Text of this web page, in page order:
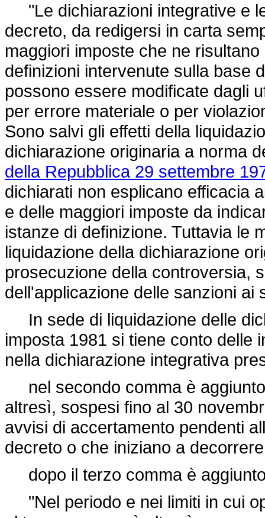
"Le dichiarazioni integrative e
decreto, da redigersi in carta
maggiori imposte che ne
definizioni intervenute sulla base
possono essere modificate dagli
per errore materiale o per
Sono salvi gli effetti della
dichiarazione originaria a norma
della Repubblica 29 settembre
dichiarati non esplicano efficacia
e delle maggiori imposte da
istanze di definizione. Tuttavia le
liquidazione della dichiarazione
prosecuzione della controversia,
dell'applicazione delle sanzioni ai
In sede di liquidazione delle
imposta 1981 si tiene conto delle
nella dichiarazione integrativa
nel secondo comma è
altresì, sospesi fino al 30
avvisi di accertamento pendenti
decreto o che iniziano a
dopo il terzo comma è
"Nel periodo e nei limiti in cui